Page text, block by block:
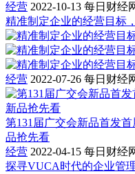
经营 2022-10-13 每日财经
精准制定企业的经营目标
经营 2022-07-26 每日财经
第131届广交会新品首发
品抢先看
经营 2022-04-15 每日财经
探寻VUCA时代的企业管